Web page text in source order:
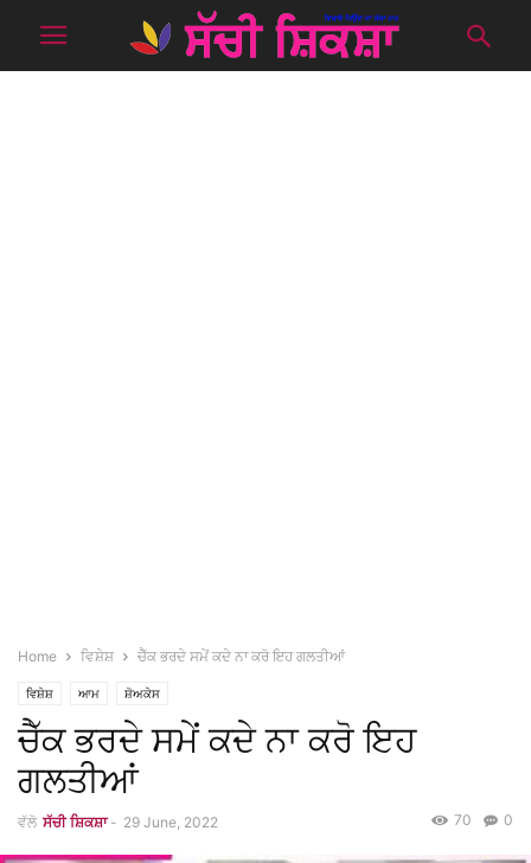
Home ਵਿਸ਼ੇਸ਼ ਚੈੱਕ ਭਰਦੇ ਸਮੇਂ ਕਦੇ ਨਾ ਕਰੋ ਇਹ ਗਲਤੀਆਂ
ਵਿਸ਼ੇਸ਼ ਆਮ ਸ਼ੋਅਕੇਸ
ਚੈੱਕ ਭਰਦੇ ਸਮੇਂ ਕਦੇ ਨਾ ਕਰੋ ਇਹ
ਗਲਤੀਆਂ
ਵੱਲੋ ਸੱਚੀ ਸ਼ਿਕਸ਼ਾ - 29 June, 2022 0
70